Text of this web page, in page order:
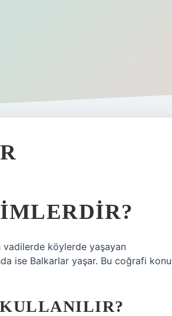
vadilerde köylerde yaşayan
ise Balkarlar yaşar. Bu coğrafi